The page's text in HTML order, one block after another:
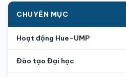
CHUYÊN MỤC
Hoạt động Hue-UMP
Đào tạo Đại học